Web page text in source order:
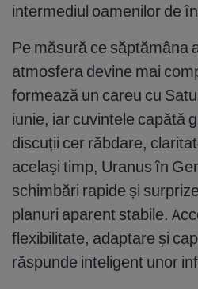
intermediul oamenilor de
Pe măsură ce săptămâna
atmosfera devine mai
formează un careu cu
iunie, iar cuvintele capătă
discuții cer răbdare,
același timp, Uranus în
schimbări rapide și
planuri aparent stabile.
flexibilitate, adaptare și
răspunde inteligent unor